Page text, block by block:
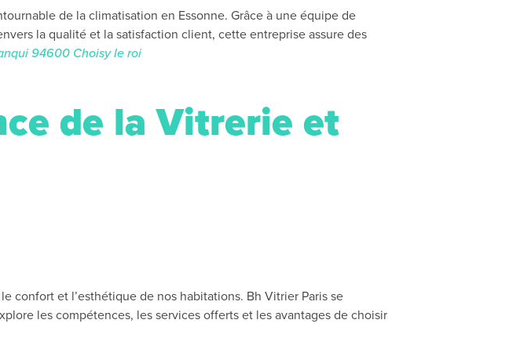
de la climatisation en Essonne. Grâce à une équipe de
la qualité et la satisfaction client, cette entreprise assure des
94600 Choisy le roi
de la Vitrerie et
confort et l’esthétique de nos habitations. Bh Vitrier Paris se
les compétences, les services offerts et les avantages de choisir